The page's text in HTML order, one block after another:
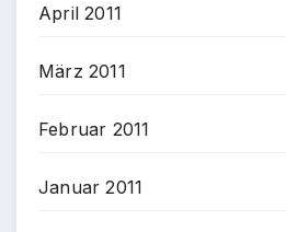
April 2011
März 2011
Februar 2011
Januar 2011